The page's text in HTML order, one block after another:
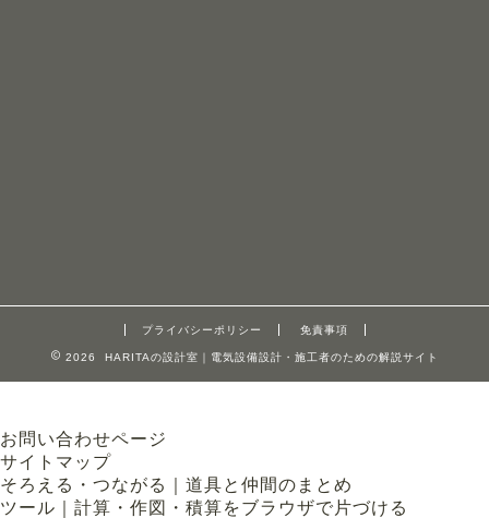
プライバシーポリシー 免責事項
2026 HARITAの設計室｜電気設備設計・施工者のための解説サイト
お問い合わせページ
サイトマップ
そろえる・つながる｜道具と仲間のまとめ
ツール｜計算・作図・積算をブラウザで片づける